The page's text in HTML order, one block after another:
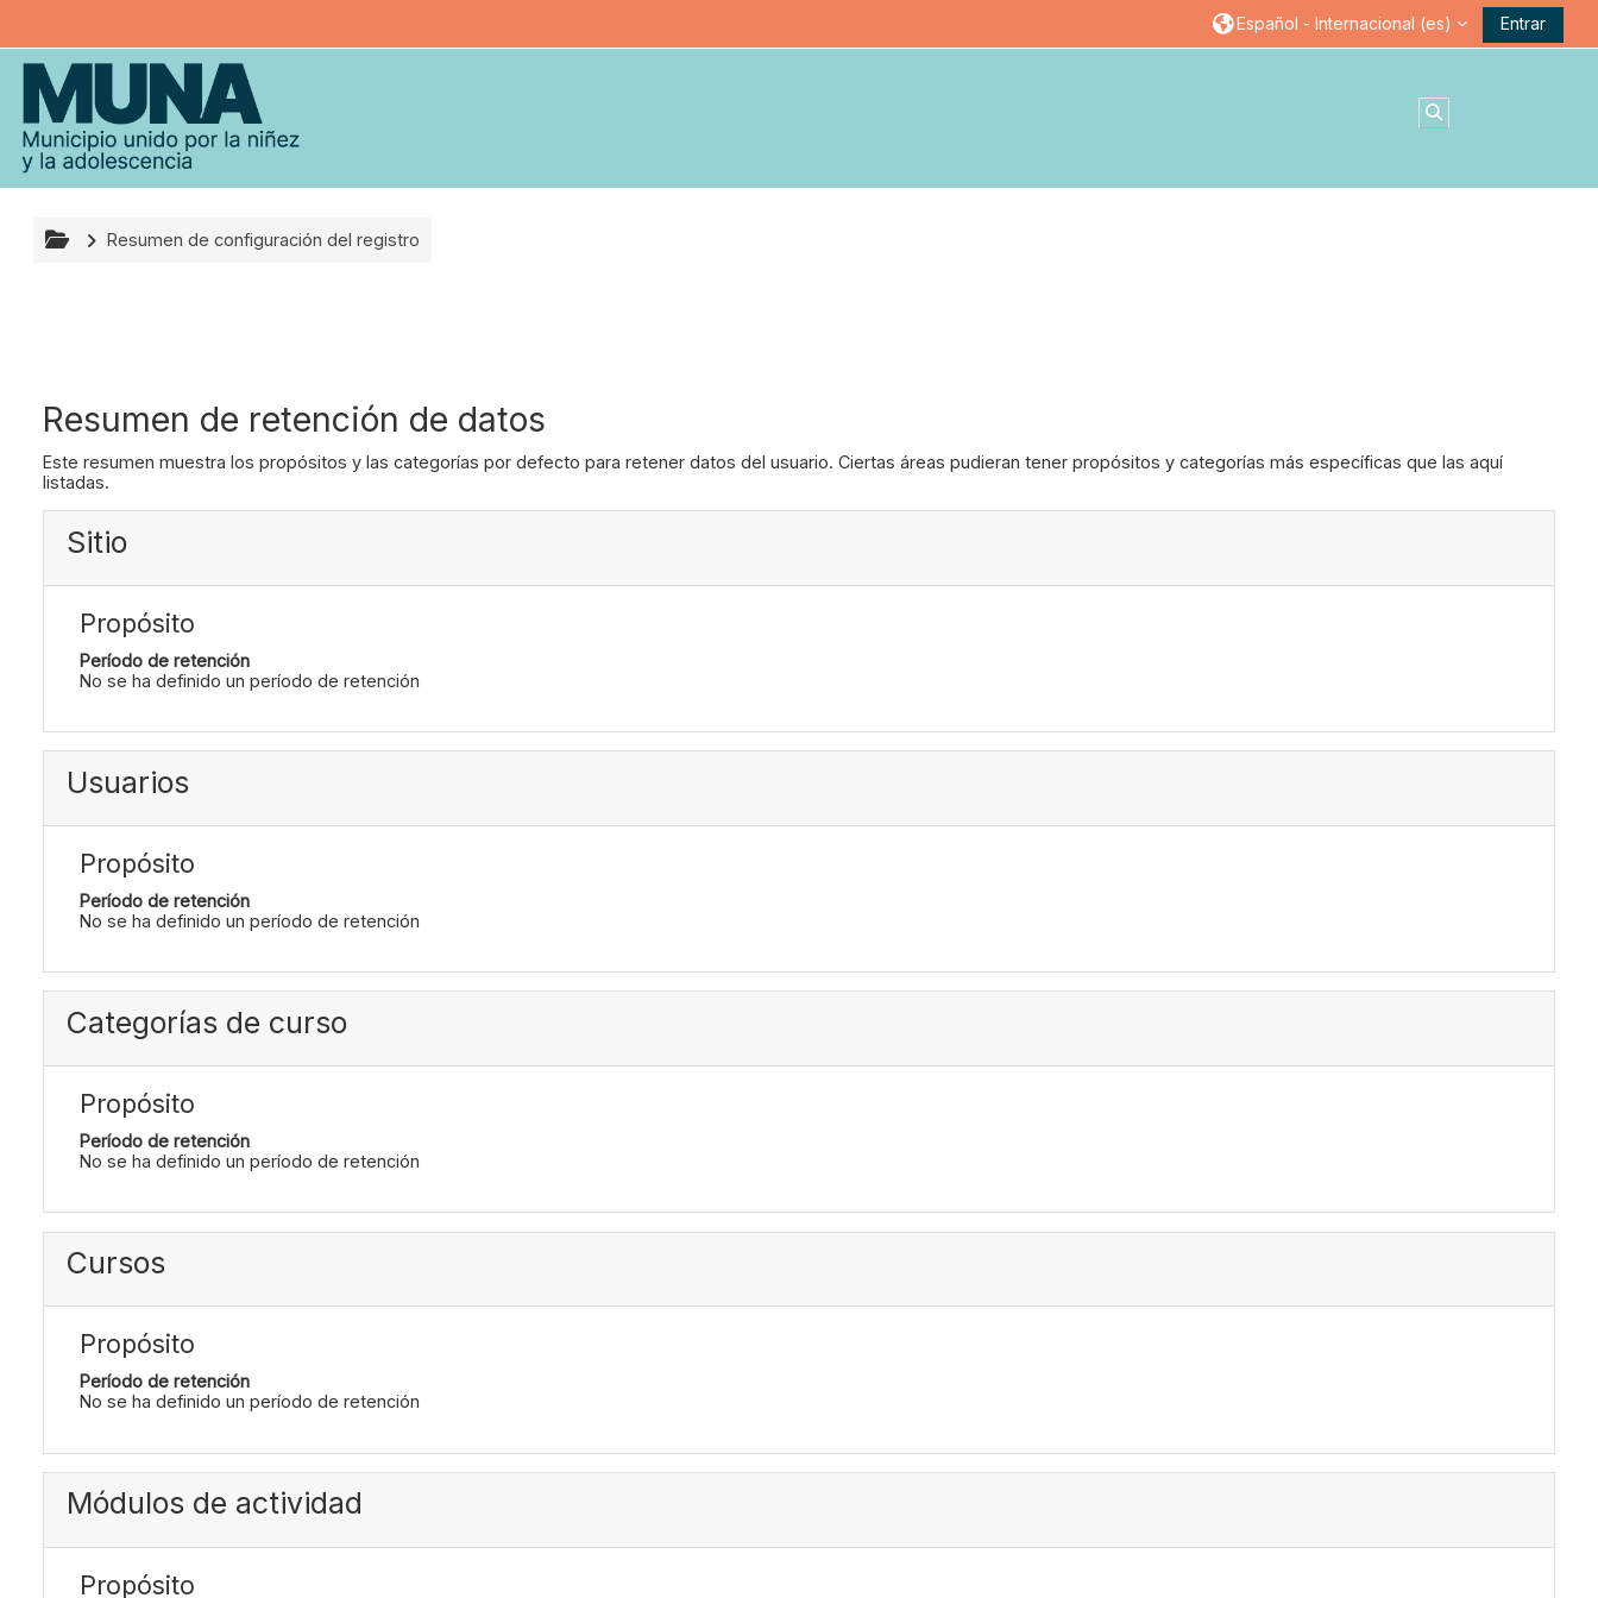
Español - Internacional ‎(es)‎ Entrar
Resumen de configuración del registro
Resumen de retención de datos
Este resumen muestra los propósitos y las categorías por defecto para retener datos del usuario. Ciertas áreas pudieran tener propósitos y categorías más específicas que las aquí
listadas.
Sitio
Propósito
Período de retención
No se ha definido un período de retención
Usuarios
Propósito
Período de retención
No se ha definido un período de retención
Categorías de curso
Propósito
Período de retención
No se ha definido un período de retención
Cursos
Propósito
Período de retención
No se ha definido un período de retención
Módulos de actividad
Propósito